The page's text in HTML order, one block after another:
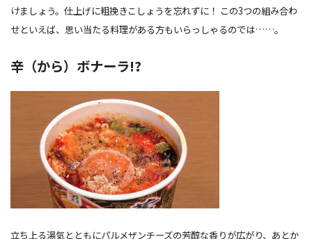
けましょう。仕上げに粗挽きこしょうを忘れずに！ この3つの組み合わ
せといえば、思い当たる料理がある方もいらっしゃるのでは……。
辛（から）ボナーラ!?
立ち上る湯気とともにパルメザンチーズの芳醇な香りが広がり、あとか